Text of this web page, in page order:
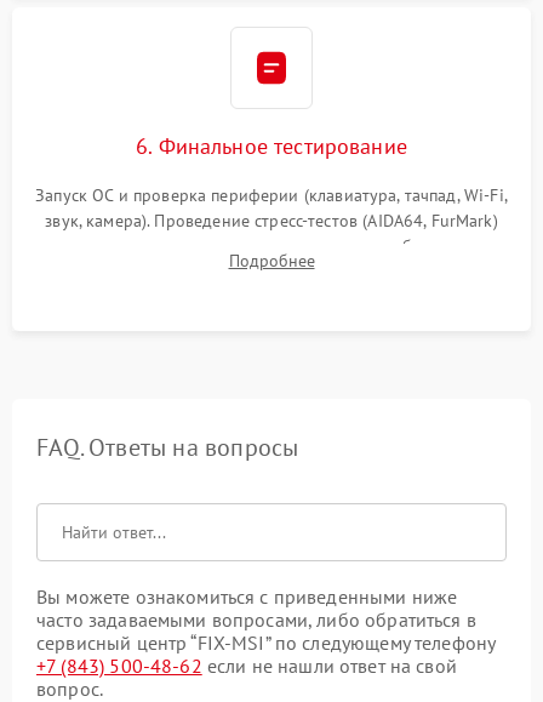
6. Финальное тестирование
Запуск ОС и проверка периферии (клавиатура, тачпад, Wi-Fi,
звук, камера). Проведение стресс-тестов (AIDA64, FurMark)
для контроля температурного режима и стабильности
системы под пиковой нагрузкой.
Подробнее
FAQ. Ответы на вопросы
Вы можете ознакомиться с приведенными ниже
часто задаваемыми вопросами, либо обратиться в
сервисный центр “FIX-MSI” по следующему телефону
+7 (843) 500-48-62 если не нашли ответ на свой
вопрос.